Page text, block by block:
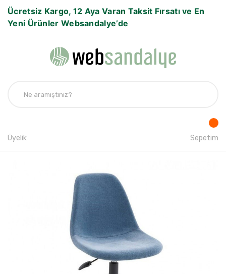
Ücretsiz Kargo, 12 Aya Varan Taksit Fırsatı ve En
Yeni Ürünler Websandalye’de
Üyelik Sepetim